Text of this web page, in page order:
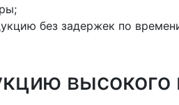
без задержек по
высокого